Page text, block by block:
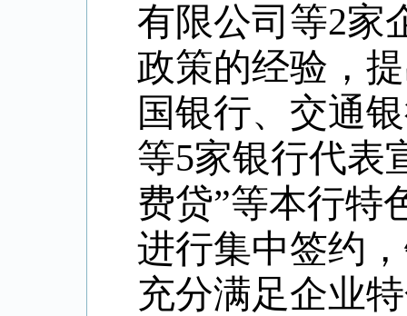
有限公司等2家
政策的经验，
国银行、交通
等5家银行代表
费贷”等本行特
进行集中签约
充分满足企业